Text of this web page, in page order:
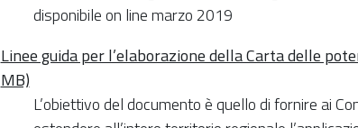
disponibile on line marzo 2019
Linee guida per l’elaborazione della Carta delle
MB)
L’obiettivo del documento è quello di fornire ai